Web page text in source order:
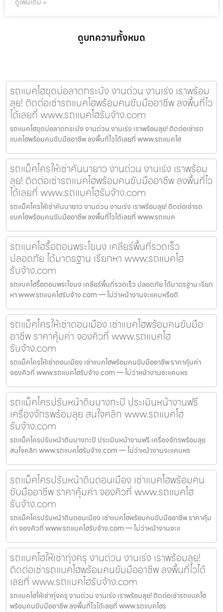
ดูบทความทั้งหมด
รถแบคโฮขุดบ่อลาดกระบัง งานด่วน งานเร่ง เราพร้อม
ลุย! ติดต่อเช่ารถแบคโฮพร้อมคนขับมืออาชีพ ลงพื้นที่ไว
ได้เลยที่ www.รถแบคโฮรับจ้าง.com
รถแบคโฮขุดบ่อลาดกระบัง งานด่วน งานเร่ง เราพร้อมลุย! ติดต่อเช่ารถ
แบคโฮพร้อมคนขับมืออาชีพ ลงพื้นที่ไวได้เลยที่ www.รถแบคโฮ
รถแม็คโครให้เช่าคันนายาว งานด่วน งานเร่ง เราพร้อม
ลุย! ติดต่อเช่ารถแบคโฮพร้อมคนขับมืออาชีพ ลงพื้นที่ไว
ได้เลยที่ www.รถแบคโฮรับจ้าง.com
รถแม็คโครให้เช่าคันนายาว งานด่วน งานเร่ง เราพร้อมลุย! ติดต่อเช่ารถ
แบคโฮพร้อมคนขับมืออาชีพ ลงพื้นที่ไวได้เลยที่ www.รถแบค
รถแบคโฮรื้อถอนพระโขนง เคลียร์พื้นที่รวดเร็ว
ปลอดภัย ได้มาตรฐาน เรียกหา www.รถแบคโฮ
รับจ้าง.com
รถแบคโฮรื้อถอนพระโขนง เคลียร์พื้นที่รวดเร็ว ปลอดภัย ได้มาตรฐาน เรียก
หา www.รถแบคโฮรับจ้าง.com — ไม่ว่าหน้างานจะแคบหรือดิ
รถแม็คโครให้เช่าดอนเมือง เช่าแบคโฮพร้อมคนขับมือ
อาชีพ ราคาคุ้มค่า จองคิวที่ www.รถแบคโฮ
รับจ้าง.com
รถแม็คโครให้เช่าดอนเมือง เช่าแบคโฮพร้อมคนขับมืออาชีพ ราคาคุ้มค่า
จองคิวที่ www.รถแบคโฮรับจ้าง.com — ไม่ว่าหน้างานจะแคบหร
รถแม็คโครปรับหน้าดินบางกะปิ ประเมินหน้างานฟรี
เครื่องจักรพร้อมลุย สนใจคลิก www.รถแบคโฮ
รับจ้าง.com
รถแม็คโครปรับหน้าดินบางกะปิ ประเมินหน้างานฟรี เครื่องจักรพร้อมลุย
สนใจคลิก www.รถแบคโฮรับจ้าง.com — ไม่ว่าหน้างานจะแคบหร
รถแม็คโครปรับหน้าดินดอนเมือง เช่าแบคโฮพร้อมคน
ขับมืออาชีพ ราคาคุ้มค่า จองคิวที่ www.รถแบคโฮ
รับจ้าง.com
รถแม็คโครปรับหน้าดินดอนเมือง เช่าแบคโฮพร้อมคนขับมืออาชีพ ราคาคุ้ม
ค่า จองคิวที่ www.รถแบคโฮรับจ้าง.com — ไม่ว่าหน้างานจะแ
รถแบคโฮให้เช่าทุ่งครุ งานด่วน งานเร่ง เราพร้อมลุย!
ติดต่อเช่ารถแบคโฮพร้อมคนขับมืออาชีพ ลงพื้นที่ไวได้
เลยที่ www.รถแบคโฮรับจ้าง.com
รถแบคโฮให้เช่าทุ่งครุ งานด่วน งานเร่ง เราพร้อมลุย! ติดต่อเช่ารถแบคโฮ
พร้อมคนขับมืออาชีพ ลงพื้นที่ไวได้เลยที่ www.รถแบคโฮร